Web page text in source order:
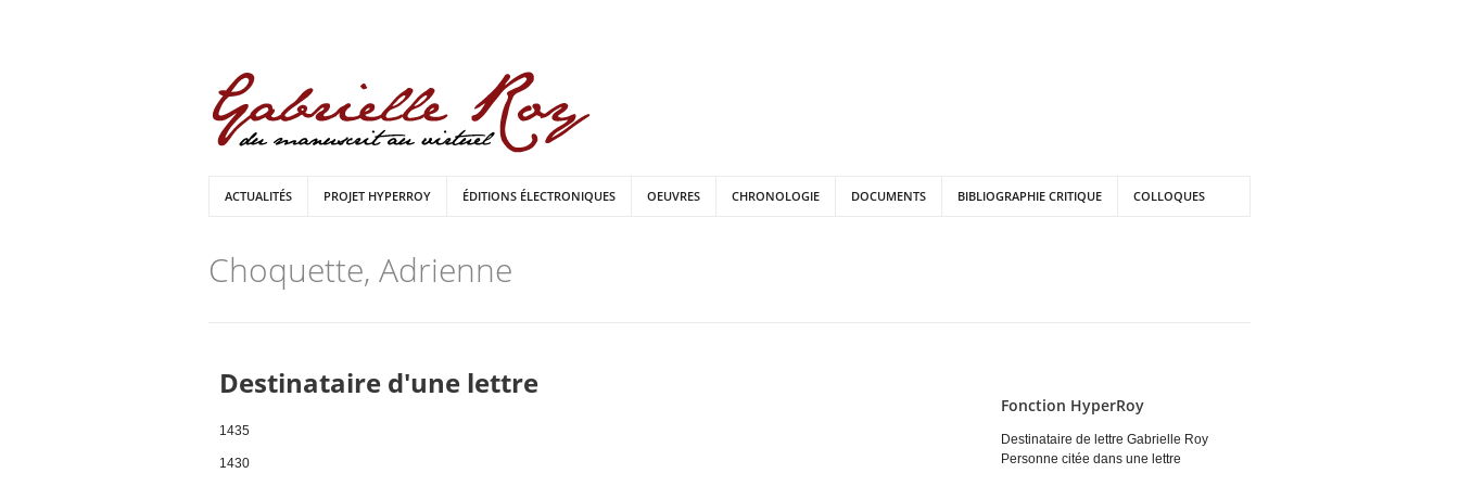
ACTUALITÉS PROJET HYPERROY ÉDITIONS ÉLECTRONIQUES OEUVRES CHRONOLOGIE DOCUMENTS BIBLIOGRAPHIE CRITIQUE COLLOQUES
Choquette, Adrienne
Destinataire d'une lettre
1435
1430
Fonction HyperRoy
Destinataire de lettre Gabrielle Roy
Personne citée dans une lettre